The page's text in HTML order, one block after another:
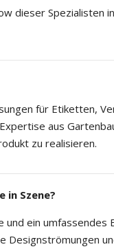
dieser Spezialisten
für Etiketten,
aus
zu realisieren.
in Szene?
ein umfassendes
Designströmungen